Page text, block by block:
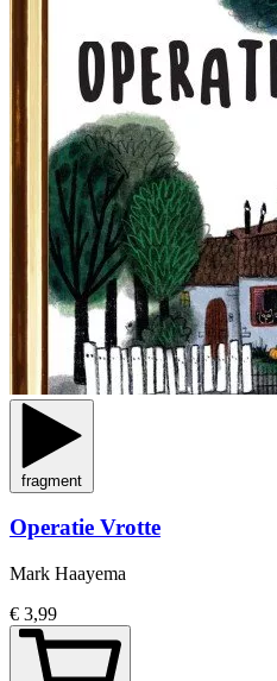
fragment
Operatie Vrotte
Mark Haayema
€ 3,99